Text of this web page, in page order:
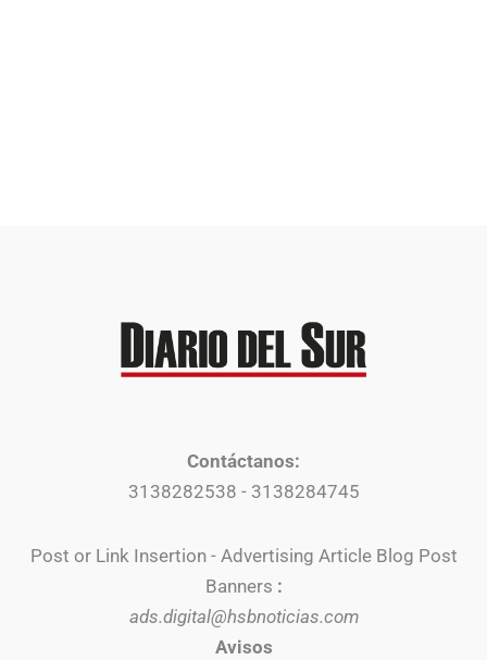
Contáctanos:
3138282538 - 3138284745
Post or Link Insertion - Advertising Article Blog Post
Banners :
ads.digital@hsbnoticias.com
Avisos